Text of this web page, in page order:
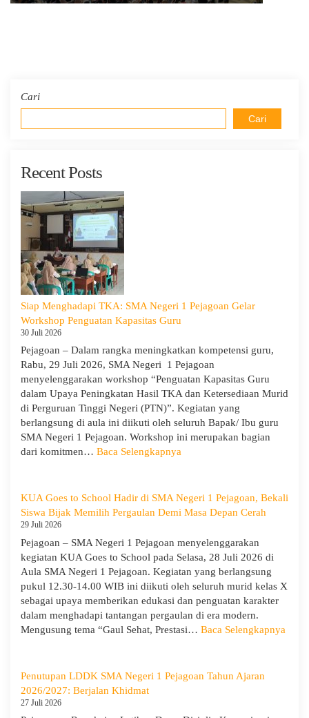
Cari
Cari
Recent Posts
Siap Menghadapi TKA: SMA Negeri 1 Pejagoan Gelar
Workshop Penguatan Kapasitas Guru
30 Juli 2026
Pejagoan – Dalam rangka meningkatkan kompetensi guru,
Rabu, 29 Juli 2026, SMA Negeri 1 Pejagoan
menyelenggarakan workshop “Penguatan Kapasitas Guru
dalam Upaya Peningkatan Hasil TKA dan Ketersediaan Murid
di Perguruan Tinggi Negeri (PTN)”. Kegiatan yang
berlangsung di aula ini diikuti oleh seluruh Bapak/ Ibu guru
SMA Negeri 1 Pejagoan. Workshop ini merupakan bagian
dari komitmen… Baca Selengkapnya
TKA:
SMA
Pejagoan
Workshop
Penguatan
Kapasitas
Guru
KUA Goes to School Hadir di SMA Negeri 1 Pejagoan, Bekali
Siswa Bijak Memilih Pergaulan Demi Masa Depan Cerah
29 Juli 2026
Pejagoan – SMA Negeri 1 Pejagoan menyelenggarakan
kegiatan KUA Goes to School pada Selasa, 28 Juli 2026 di
Aula SMA Negeri 1 Pejagoan. Kegiatan yang berlangsung
pukul 12.30-14.00 WIB ini diikuti oleh seluruh murid kelas X
sebagai upaya memberikan edukasi dan penguatan karakter
dalam menghadapi tantangan pergaulan di era modern.
Mengusung tema “Gaul Sehat, Prestasi… Baca Selengkapnya
Penutupan LDDK SMA Negeri 1 Pejagoan Tahun Ajaran
2026/2027: Berjalan Khidmat
27 Juli 2026